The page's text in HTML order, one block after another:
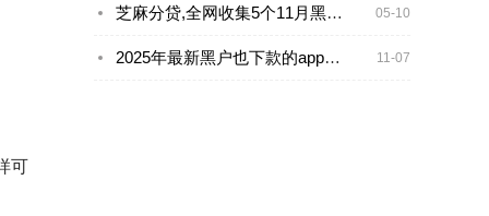
可
05-10
芝麻分贷,全网收集5个11月黑户放水口子
11-07
2025年最新黑户也下款的app，梳理5个靠谱的车抵押贷款平台